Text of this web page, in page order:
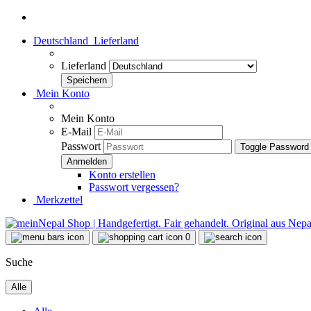
Deutschland Lieferland
Lieferland
Mein Konto
Mein Konto
E-Mail
Passwort
Toggle
Konto erstellen
Passwort vergessen?
Merkzettel
0
Suche
Alle